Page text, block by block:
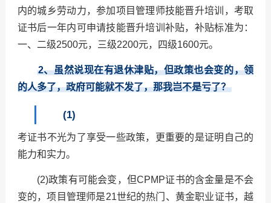
内的城乡劳动力，参加项目管理师技能晋升培训，考取
证书后一年内可申请技能晋升培训补贴，补贴标准为：
一、二级2500元，三级2200元，四级1600元。
2、虽然说现在有退休津贴，但政策也会变的，领
的人多了，政府可能就不发了，那我岂不是亏了？
(1)
考证书不光为了享受一些政策，更重要的是证明自己的
能力和实力。
(2)政策有可能会变，但CPMP证书的含金量是不会
变的，项目管理师是21世纪的热门、黄金职业证书，越